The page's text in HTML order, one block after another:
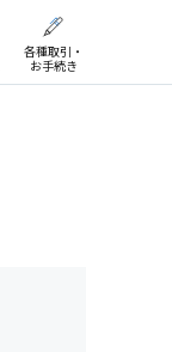
各種取引・
お手続き